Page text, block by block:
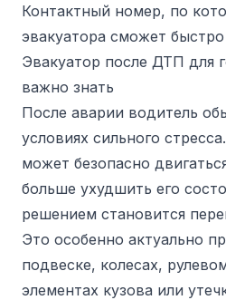
Контактный номер, по
эвакуатора сможет быстро
Эвакуатор после ДТП для
важно знать
После аварии водитель
условиях сильного
может безопасно
больше ухудшить его
решением становится
Это особенно актуально
подвеске, колесах,
элементах кузова или